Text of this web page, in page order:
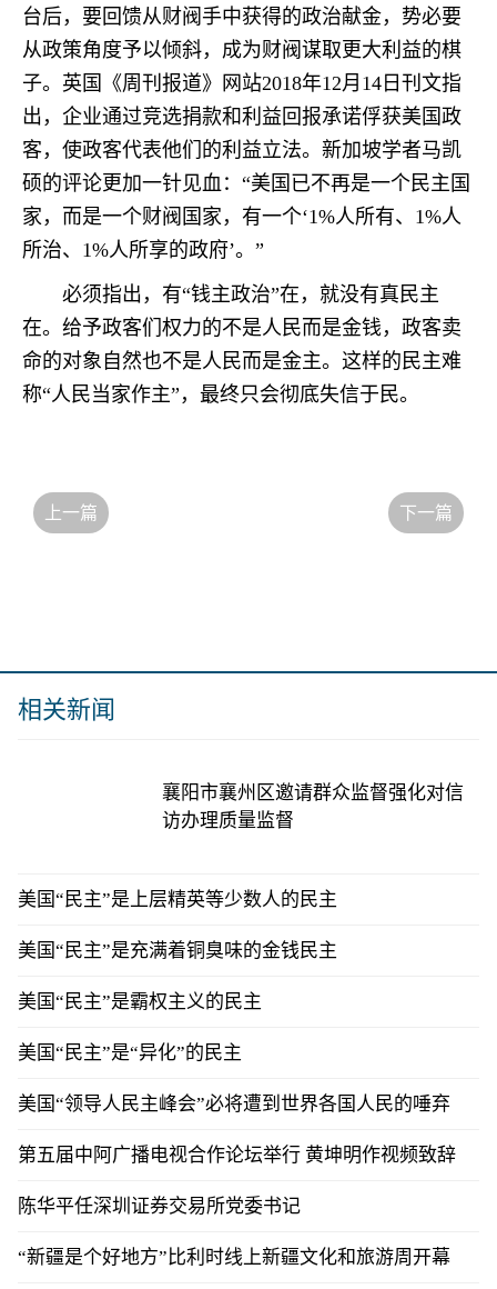
台后，要回馈从财阀手中获得的政治献金，势必要
从政策角度予以倾斜，成为财阀谋取更大利益的棋
子。英国《周刊报道》网站2018年12月14日刊文指
出，企业通过竞选捐款和利益回报承诺俘获美国政
客，使政客代表他们的利益立法。新加坡学者马凯
硕的评论更加一针见血：“美国已不再是一个民主国
家，而是一个财阀国家，有一个‘1%人所有、1%人
所治、1%人所享的政府’。”
必须指出，有“钱主政治”在，就没有真民主
在。给予政客们权力的不是人民而是金钱，政客卖
命的对象自然也不是人民而是金主。这样的民主难
称“人民当家作主”，最终只会彻底失信于民。
上一篇 下一篇
相关新闻
襄阳市襄州区邀请群众监督强化对信
访办理质量监督
美国“民主”是上层精英等少数人的民主
美国“民主”是充满着铜臭味的金钱民主
美国“民主”是霸权主义的民主
美国“民主”是“异化”的民主
美国“领导人民主峰会”必将遭到世界各国人民的唾弃
第五届中阿广播电视合作论坛举行 黄坤明作视频致辞
陈华平任深圳证券交易所党委书记
“新疆是个好地方”比利时线上新疆文化和旅游周开幕